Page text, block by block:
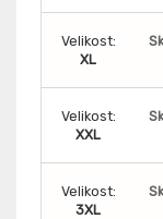
Velikost:
XL
Velikost:
XXL
Velikost:
3XL